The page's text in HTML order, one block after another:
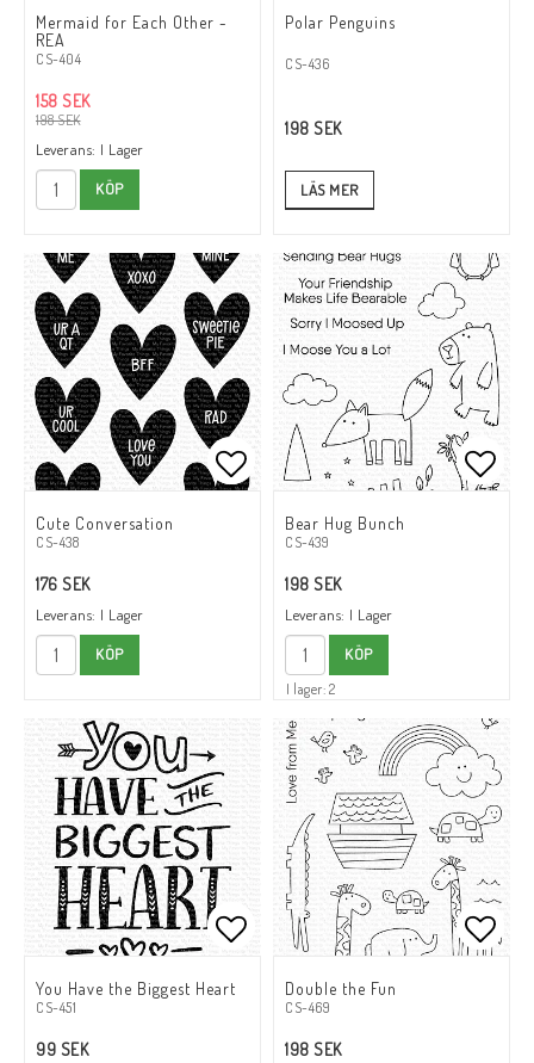
Lägg till i favoritlistan
Lägg till i favoritlistan
Mermaid for Each Other -
REA
CS-404
198 SEK
158 SEK
Leverans: I Lager
KÖP
Polar Penguins
CS-436
198 SEK
LÄS MER
Lägg till i favoritlistan
Lägg till i favoritlistan
Cute Conversation
CS-438
176 SEK
Leverans: I Lager
KÖP
Bear Hug Bunch
CS-439
198 SEK
I lager: 2
Leverans: I Lager
KÖP
Lägg till i favoritlistan
Lägg till i favoritlistan
You Have the Biggest Heart
CS-451
99 SEK
Double the Fun
CS-469
198 SEK